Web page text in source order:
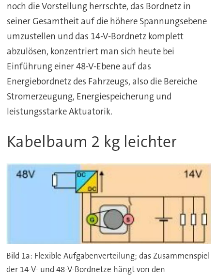
noch die Vorstellung herrschte, das Bordnetz in
seiner Gesamtheit auf die höhere Spannungsebene
umzustellen und das 14-V-Bordnetz komplett
abzulösen, konzentriert man sich heute bei
Einführung einer 48-V-Ebene auf das
Energiebordnetz des Fahrzeugs, also die Bereiche
Stromerzeugung, Energiespeicherung und
leistungsstarke Aktuatorik.
Kabelbaum 2 kg leichter
Bild 1a: Flexible Aufgabenverteilung; das Zusammenspiel
der 14-V- und 48-V-Bordnetze hängt von den